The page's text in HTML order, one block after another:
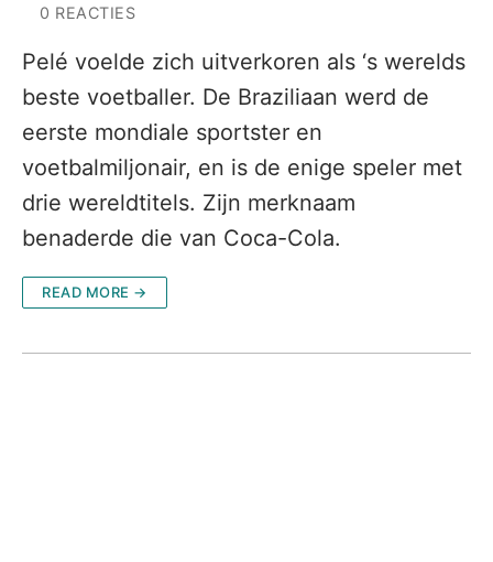
0 REACTIES
Pelé voelde zich uitverkoren als ‘s werelds
beste voetballer. De Braziliaan werd de
eerste mondiale sportster en
voetbalmiljonair, en is de enige speler met
drie wereldtitels. Zijn merknaam
benaderde die van Coca-Cola.
READ MORE →